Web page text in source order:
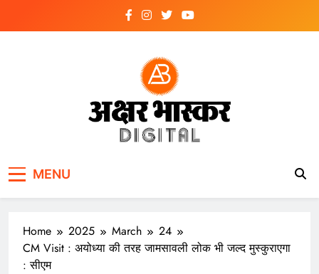
MENU
Home 2025 March
24
CM Visit : अयोध्या की तरह जामसावली लोक भी जल्द मुस्कुराएगा
: सीएम